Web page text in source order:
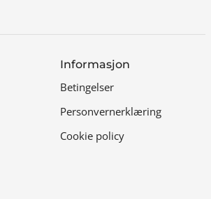
Informasjon
Betingelser
Personvernerklæring
Cookie policy